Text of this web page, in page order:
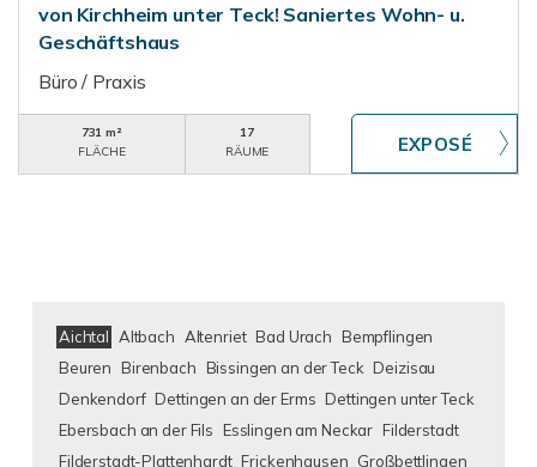
von Kirchheim unter Teck! Saniertes Wohn- u.
Geschäftshaus
Büro / Praxis
731 m²
FLÄCHE
17
RÄUME
Aichtal Altbach Altenriet Bad Urach
Bempflingen
Beuren
Birenbach Bissingen an der Teck Deizisau
Denkendorf Dettingen an der Erms Dettingen unter Teck
Ebersbach an der Fils
Esslingen am Neckar Filderstadt
Filderstadt-Plattenhardt Frickenhausen Großbettlingen